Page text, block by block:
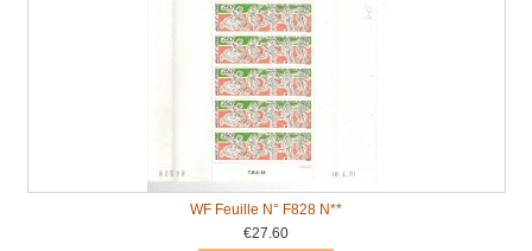
WF Feuille N° F828 N**
€27.60